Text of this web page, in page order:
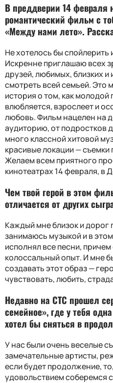
В преддверии 14 февраля
романтический фильм с
«Между нами лето».
Не хотелось бы спойлерить
Искренне приглашаю всех
друзей, любимых, близких
смотреть всей семьей. Это
история о том, как молодой
влюбляется, взрослеет и
любовь. Фильм нацелен на
аудиторию, от подростков
много классной хитовой
красивые локации — съемки
Желаем всем приятного
кинотеатрах 14 февраля, в
Чем твой герой в этом
отличается от других
Каждый мне близок и дорог
занимаюсь музыкой и в
исполнял все песни,
колоссальный опыт. И мне
создавать этот образ —
чувствовать, любить,
Недавно на СТС прошел
семейное», где у тебя
хотел бы сняться в
У нас были очень веселые
замечательные артисты,
если будет продолжение,
удовольствием соберемся